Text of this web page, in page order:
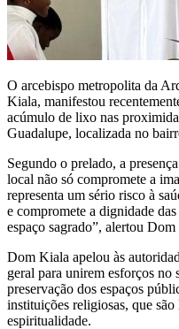
O arcebispo metropolita da
Kiala, manifestou
acúmulo de lixo nas
Guadalupe, localizada no
Segundo o prelado, a
local não só compromete a
representa um sério risco à
e compromete a dignidade
espaço sagrado”, alertou
Dom Kiala apelou às
geral para unirem esforços no
preservação dos espaços
instituições religiosas, que
espiritualidade.